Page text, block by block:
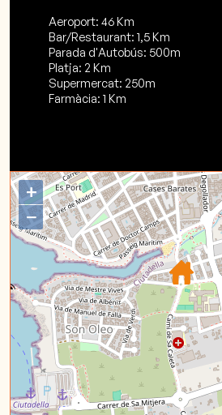
Aeroport: 46 Km
Bar/Restaurant: 1,5 Km
Parada d'Autobús: 500m
Platja: 2 Km
Supermercat: 250m
Farmàcia: 1 Km
+
−